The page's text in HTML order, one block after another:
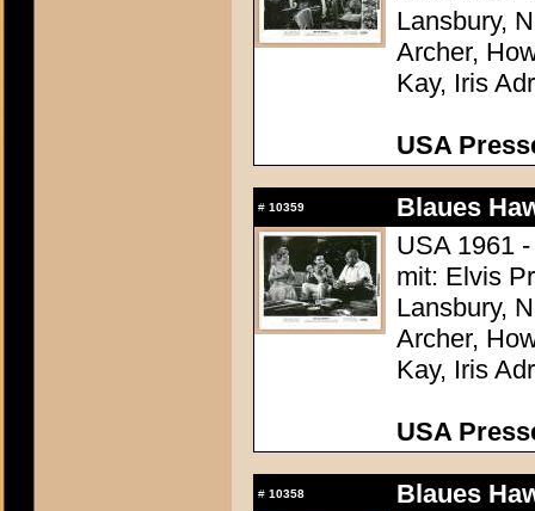
Lansbury,
Archer,
Kay, Iris
USA
# 10359
Blaues
USA 1961
mit: Elvis
Lansbury,
Archer,
Kay, Iris
USA
# 10358
Blaues